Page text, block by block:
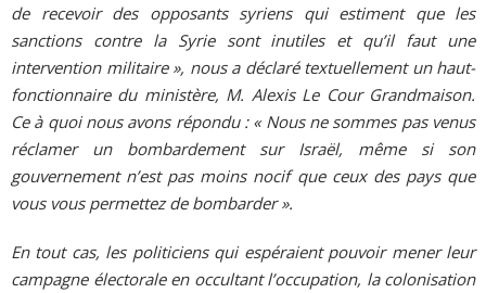
de recevoir des opposants syriens qui estiment que les
sanctions contre la Syrie sont inutiles et qu’il faut une
intervention militaire », nous a déclaré textuellement un haut-
fonctionnaire du ministère, M. Alexis Le Cour Grandmaison.
Ce à quoi nous avons répondu : « Nous ne sommes pas venus
réclamer un bombardement sur Israël, même si son
gouvernement n’est pas moins nocif que ceux des pays que
vous vous permettez de bombarder ».
En tout cas, les politiciens qui espéraient pouvoir mener leur
campagne électorale en occultant l’occupation, la colonisation